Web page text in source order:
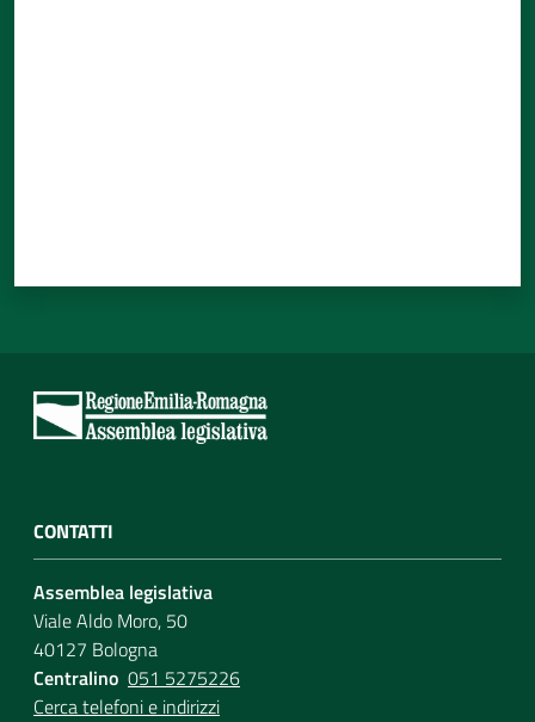
CONTATTI
Assemblea legislativa
Viale Aldo Moro, 50
40127 Bologna
Centralino 051 5275226
Cerca telefoni e indirizzi